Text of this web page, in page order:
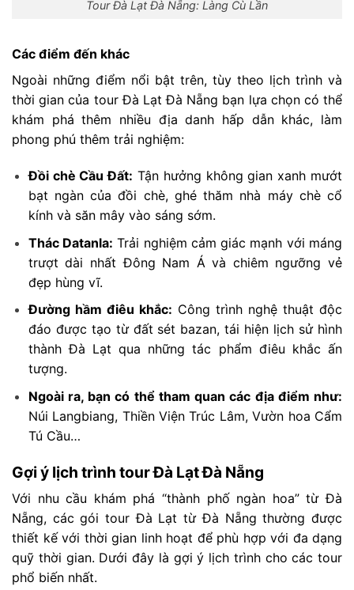
Tour Đà Lạt Đà Nẵng: Làng Cù Lần
Các điểm đến khác
Ngoài những điểm nổi bật trên, tùy theo lịch trình và
thời gian của tour Đà Lạt Đà Nẵng bạn lựa chọn có thể
khám phá thêm nhiều địa danh hấp dẫn khác, làm
phong phú thêm trải nghiệm:
Đồi chè Cầu Đất: Tận hưởng không gian xanh mướt
bạt ngàn của đồi chè, ghé thăm nhà máy chè cổ
kính và săn mây vào sáng sớm.
Thác Datanla: Trải nghiệm cảm giác mạnh với máng
trượt dài nhất Đông Nam Á và chiêm ngưỡng vẻ
đẹp hùng vĩ.
Đường hầm điêu khắc: Công trình nghệ thuật độc
đáo được tạo từ đất sét bazan, tái hiện lịch sử hình
thành Đà Lạt qua những tác phẩm điêu khắc ấn
tượng.
Ngoài ra, bạn có thể tham quan các địa điểm như:
Núi Langbiang, Thiền Viện Trúc Lâm, Vườn hoa Cẩm
Tú Cầu…
Gợi ý lịch trình tour Đà Lạt Đà Nẵng
Với nhu cầu khám phá “thành phố ngàn hoa” từ Đà
Nẵng, các gói tour Đà Lạt từ Đà Nẵng thường được
thiết kế với thời gian linh hoạt để phù hợp với đa dạng
quỹ thời gian. Dưới đây là gợi ý lịch trình cho các tour
phổ biến nhất.